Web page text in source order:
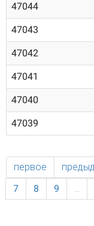
47044
47043
47042
47041
47040
47039
первое
7
8 9 …